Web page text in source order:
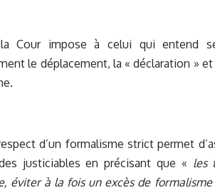
la Cour impose à celui qui entend
le déplacement, la « déclaration »
d’un formalisme strict permet
justiciables en précisant que « les
éviter à la fois un excès de